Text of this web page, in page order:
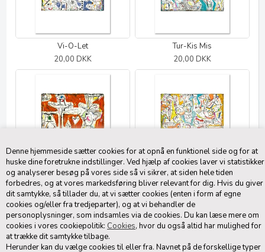
Denne hjemmeside sætter cookies for at opnå en funktionel side og for at
huske dine foretrukne indstillinger. Ved hjælp af cookies laver vi statistikker
og analyserer besøg på vores side så vi sikrer, at siden hele tiden
forbedres, og at vores markedsføring bliver relevant for dig. Hvis du giver
dit samtykke, så tillader du, at vi sætter cookies (enten i form af egne
cookies og/eller fra tredjeparter), og at vi behandler de
personoplysninger, som indsamles via de cookies. Du kan læse mere om
cookies i vores cookiepolitik: Cookies, hvor du også altid har mulighed for
at trække dit samtykke tilbage.
Herunder kan du vælge cookies til eller fra. Navnet på de forskellige typer
Vi-O-Let
20,00 DKK
Tur-Kis Mis
20,00 DKK
Høje (T)anker
20,00 DKK
Ballon To You
15,00 DKK